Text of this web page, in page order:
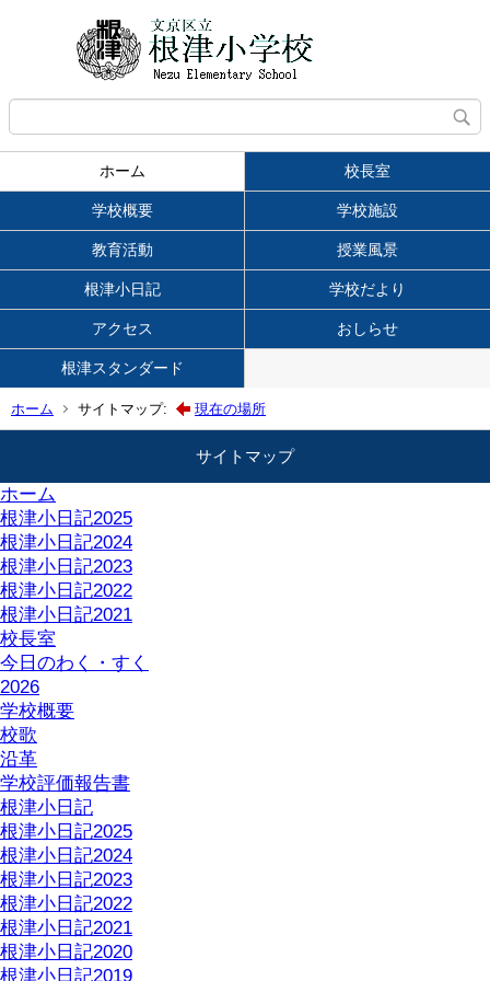
ホーム 校長室
学校概要 学校施設
教育活動 授業風景
根津小日記 学校だより
アクセス おしらせ
根津スタンダード
ホーム サイトマップ: 現在の場所
サイトマップ
ホーム
根津小日記2025
根津小日記2024
根津小日記2023
根津小日記2022
根津小日記2021
校長室
今日のわく・すく
2026
学校概要
校歌
沿革
学校評価報告書
根津小日記
根津小日記2025
根津小日記2024
根津小日記2023
根津小日記2022
根津小日記2021
根津小日記2020
根津小日記2019